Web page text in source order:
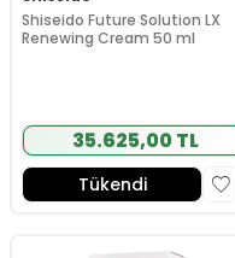
Shiseido Future Solution LX
Renewing Cream 50 ml
35.625,00 TL
Tükendi